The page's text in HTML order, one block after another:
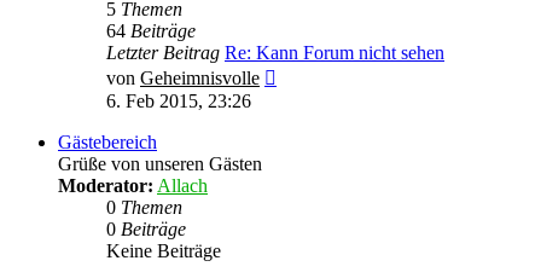
5 Themen
64 Beiträge
Letzter Beitrag Re: Kann Forum nicht sehen
von Geheimnisvolle
6. Feb 2015, 23:26
Gästebereich
Grüße von unseren Gästen
Moderator: Allach
0 Themen
0 Beiträge
Keine Beiträge